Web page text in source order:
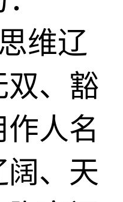
维辽
双、豁
人名
阔、天